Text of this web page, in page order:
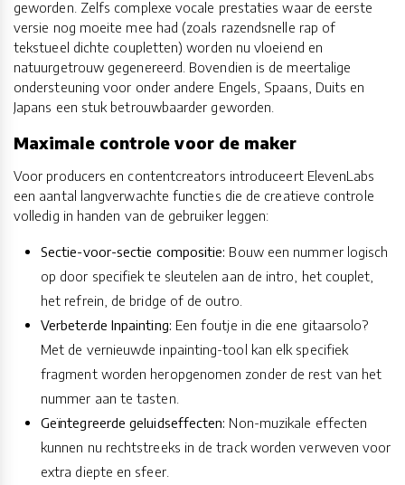
geworden. Zelfs complexe vocale prestaties waar de eerste
versie nog moeite mee had (zoals razendsnelle rap of
tekstueel dichte coupletten) worden nu vloeiend en
natuurgetrouw gegenereerd. Bovendien is de meertalige
ondersteuning voor onder andere Engels, Spaans, Duits en
Japans een stuk betrouwbaarder geworden.
Maximale controle voor de maker
Voor producers en contentcreators introduceert ElevenLabs
een aantal langverwachte functies die de creatieve controle
volledig in handen van de gebruiker leggen:
Sectie-voor-sectie compositie: Bouw een nummer logisch
op door specifiek te sleutelen aan de intro, het couplet,
het refrein, de bridge of de outro.
Verbeterde Inpainting: Een foutje in die ene gitaarsolo?
Met de vernieuwde inpainting-tool kan elk specifiek
fragment worden heropgenomen zonder de rest van het
nummer aan te tasten.
Geïntegreerde geluidseffecten: Non-muzikale effecten
kunnen nu rechtstreeks in de track worden verweven voor
extra diepte en sfeer.